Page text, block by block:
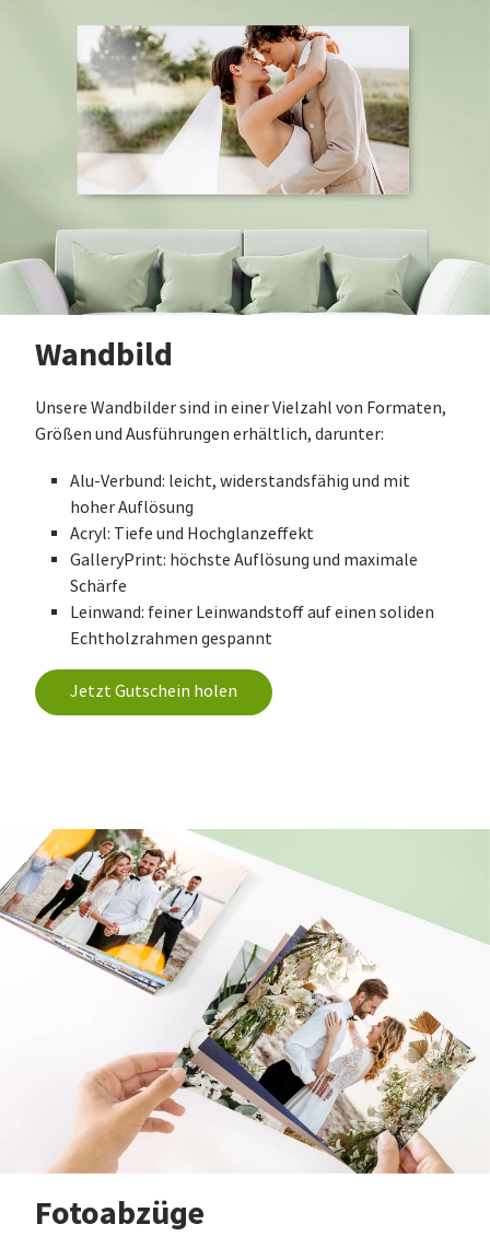
Wandbild
Unsere Wandbilder sind in einer Vielzahl von Formaten,
Größen und Ausführungen erhältlich, darunter:
Alu-Verbund: leicht, widerstandsfähig und mit
hoher Auflösung
Acryl: Tiefe und Hochglanzeffekt
GalleryPrint: höchste Auflösung und maximale
Schärfe
Leinwand: feiner Leinwandstoff auf einen soliden
Echtholzrahmen gespannt
Jetzt Gutschein holen
Fotoabzüge